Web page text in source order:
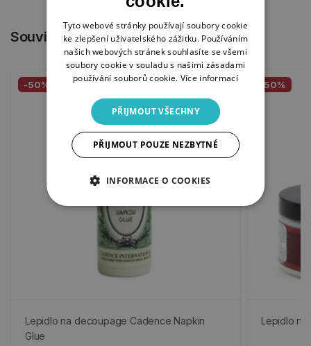
Související produkty
-50%
Lepidlo na decoupage Cadence Napkin
Glue
-50%
Lepidlo
Tyto webové stránky používají soubory cookie
ke zlepšení uživatelského zážitku. Používáním
našich webových stránek souhlasíte se všemi
soubory cookie v souladu s našimi zásadami
používání souborů cookie. Více informací
PŘIJMOUT VŠECHNY
PŘIJMOUT POUZE NEZBYTNÉ
INFORMACE O COOKIES